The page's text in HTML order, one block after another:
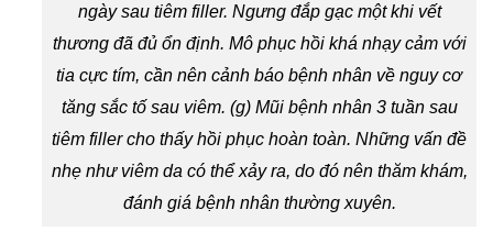
ngày sau tiêm filler. Ngưng đắp gạc một khi vết
thương đã đủ ổn định. Mô phục hồi khá nhạy cảm với
tia cực tím, cần nên cảnh báo bệnh nhân về nguy cơ
tăng sắc tố sau viêm. (g) Mũi bệnh nhân 3 tuần sau
tiêm filler cho thấy hồi phục hoàn toàn. Những vấn đề
nhẹ như viêm da có thể xảy ra, do đó nên thăm khám,
đánh giá bệnh nhân thường xuyên.